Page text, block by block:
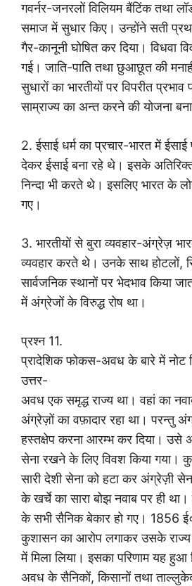
गवर्नर-जनरलों विलियम बैंटिंक तथा
समाज में सुधार किए। उन्होंने सती
गैर-कानूनी घोषित कर दिया। विधवा
गई। जाति-पाति तथा छुआछूत की
सुधारों का भारतीयों पर विपरीत
साम्राज्य का अन्त करने की योजना
2. ईसाई धर्म का प्रचार-भारत में ईसाई
देकर ईसाई बना रहे थे। इसके अतिरिक्त
निन्दा भी करते थे। इसलिए भारत के
गए।
3. भारतीयों से बुरा व्यवहार-अंग्रेज़
व्यवहार करते थे। उनके साथ होटलों,
सार्वजनिक स्थानों पर भेदभाव किया
में अंग्रेजों के विरुद्ध रोष था।
प्रश्न 11.
प्रादेशिक फोकस-अवध के बारे में नोट
उत्तर-
अवध एक समृद्ध राज्य था। वहां का
अंग्रेज़ों का वफ़ादार रहा था। परन्तु
हस्तक्षेप करना आरम्भ कर दिया। उसे
सेना रखने के लिए विवश किया गया।
सारी देशी सेना को हटा कर अंग्रेज़ी
के खर्चे का सारा बोझ नवाब पर ही
के सभी सैनिक बेकार हो गए। 1856
कुशासन का आरोप लगाकर उसके राज्य
में मिला लिया। इसका परिणाम यह
अवध के सैनिकों, किसानों तथा